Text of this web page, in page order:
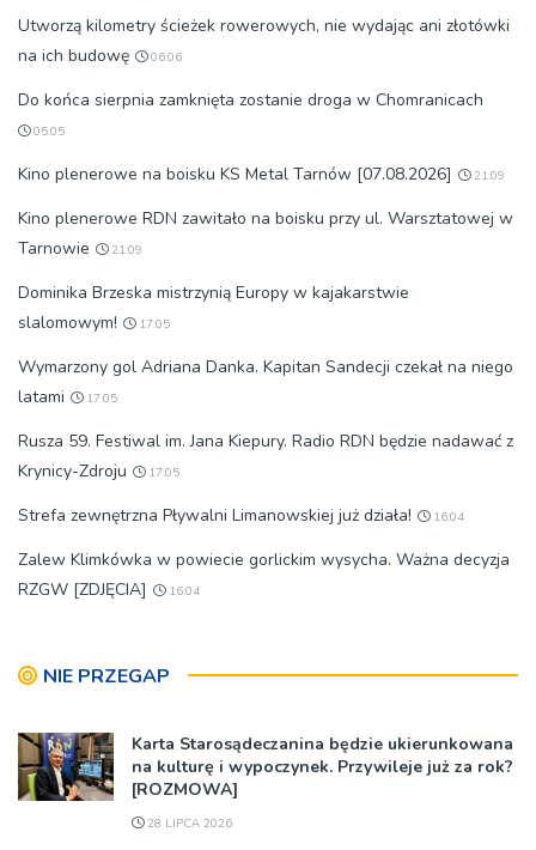
Utworzą kilometry ścieżek rowerowych, nie wydając ani złotówki
na ich budowę
06:06
Do końca sierpnia zamknięta zostanie droga w Chomranicach
05:05
Kino plenerowe na boisku KS Metal Tarnów [07.08.2026] 21:09
Kino plenerowe RDN zawitało na boisku przy ul. Warsztatowej w
Tarnowie
21:09
Dominika Brzeska mistrzynią Europy w kajakarstwie
slalomowym!
17:05
Wymarzony gol Adriana Danka. Kapitan Sandecji czekał na niego
latami
17:05
Rusza 59. Festiwal im. Jana Kiepury. Radio RDN będzie nadawać z
Krynicy-Zdroju
17:05
Strefa zewnętrzna Pływalni Limanowskiej już działa! 16:04
Zalew Klimkówka w powiecie gorlickim wysycha. Ważna decyzja
RZGW [ZDJĘCIA]
16:04
NIE PRZEGAP
Karta Starosądeczanina będzie ukierunkowana
na kulturę i wypoczynek. Przywileje już za rok?
[ROZMOWA]
28 LIPCA 2026